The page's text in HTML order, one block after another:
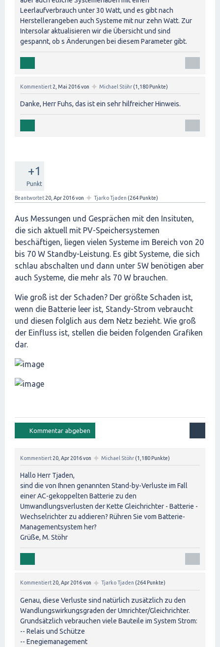
Leerlaufverbrauch unter 30 Watt, und es gibt nach
Herstellerangeben auch Systeme mit nur zehn Watt. Zur
Intersolar aktualisieren wir die Übersicht und sind
gespannt, ob s Änderungen bei diesem Parameter gibt.
Kommentiert 2, Mai 2016von ✦ Michael Stöhr (1,180 Punkte)
Danke, Herr Fuhs, das ist ein sehr hilfreicher Hinweis.
+1
Punkt
Beantwortet 20, Apr 2016von ✦ Tjarko Tjaden (264 Punkte)
Aus Messungen und Gesprächen mit den Insituten,
die sich aktuell mit PV-Speichersystemen
beschäftigen, liegen vielen Systeme im Bereich von 20
bis 70 W Standby-Leistung. Es gibt Systeme, die sich
schlau abschalten und dann unter 5W benötigen aber
auch Systeme, die mehr als 70 W brauchen.
Wie groß ist der Schaden? Der größte Schaden ist,
wenn die Batterie leer ist, Standy-Strom vebraucht
und diesen folglich aus dem Netz bezieht. Wie groß
der Einfluss ist, stellen die beiden folgenden Grafiken
dar.
Kommentiert 20, Apr 2016von ✦ Michael Stöhr (1,180 Punkte)
Hallo Herr Tjaden,
sind die von Ihnen genannten Stand-by-Verluste im Fall
einer AC-gekoppelten Batterie zu den
Umwandlungsverlusten der Kette Gleichrichter - Batterie -
Wechselrichter zu addieren? Rühren Sie vom Batterie-
Managementsystem her?
Grüße, M. Stöhr
Kommentiert 20, Apr 2016von ✦ Tjarko Tjaden (264 Punkte)
Genau, diese Verluste sind natürlich zusätzlich zu den
Wandlungswirkungsgraden der Umrichter/Gleichrichter.
Grundsätzlich vebrauchen viele Bauteile im System Strom:
-- Relais und Schütze
-- Enegiemanagement